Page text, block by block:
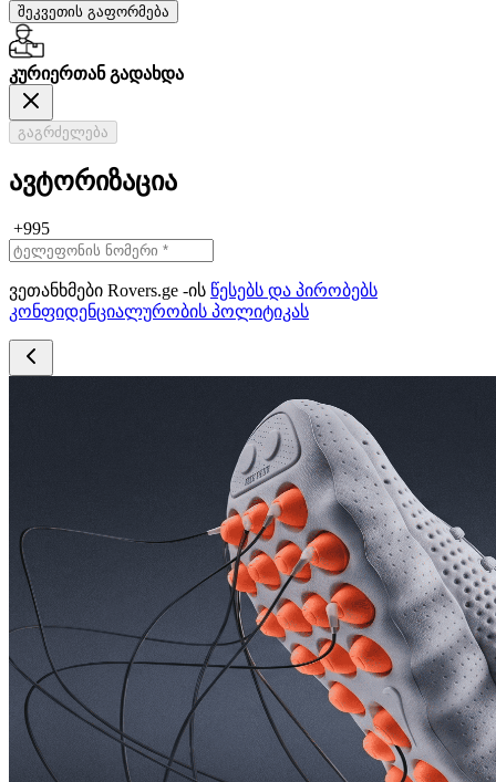
შეკვეთის გაფორმება
კურიერთან გადახდა
გაგრძელება
ავტორიზაცია
+995
ვეთანხმები Rovers.ge -ის წესებს და პირობებს
კონფიდენციალურობის პოლიტიკას